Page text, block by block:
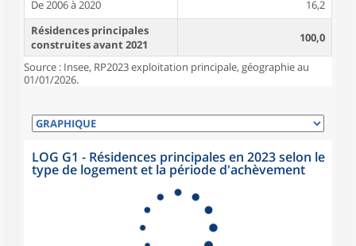
De 2006 à 2020
16,2
Résidences principales
construites avant 2021
100,0
Source : Insee, RP2023 exploitation principale, géographie au
01/01/2026.
LOG G1 - Résidences principales en 2023 selon le
type de logement et la période d'achèvement